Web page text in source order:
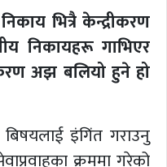
भित्रै केन्द्रीकरण
निकायहरू गाभिएर
अझ बलियो हुने हो
इंगिंत गराउनु
क्रममा गरेको